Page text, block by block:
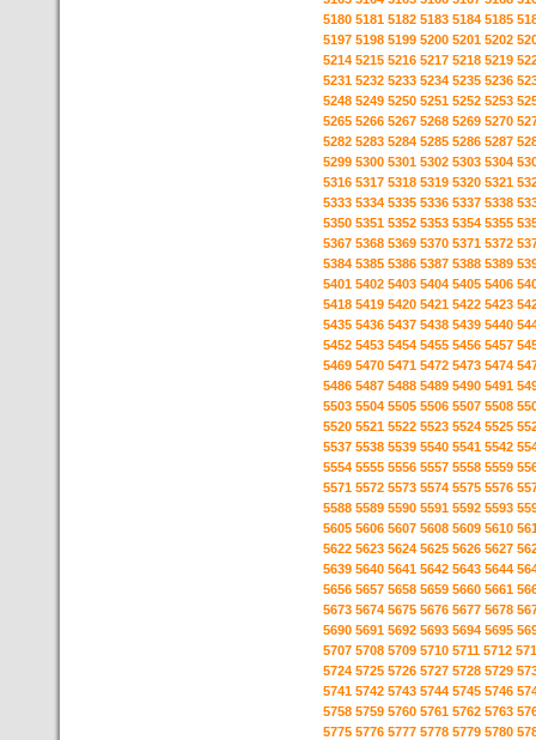
5180 5181 5182 5183 5184 5185
5197 5198 5199 5200 5201 5202
5214 5215 5216 5217 5218 5219
5231 5232 5233 5234 5235 5236
5248 5249 5250 5251 5252 5253
5265 5266 5267 5268 5269 5270
5282 5283 5284 5285 5286 5287
5299 5300 5301 5302 5303 5304
5316 5317 5318 5319 5320 5321
5333 5334 5335 5336 5337 5338
5350 5351 5352 5353 5354 5355
5367 5368 5369 5370 5371 5372
5384 5385 5386 5387 5388 5389
5401 5402 5403 5404 5405 5406
5418 5419 5420 5421 5422 5423
5435 5436 5437 5438 5439 5440
5452 5453 5454 5455 5456 5457
5469 5470 5471 5472 5473 5474
5486 5487 5488 5489 5490 5491
5503 5504 5505 5506 5507 5508
5520 5521 5522 5523 5524 5525
5537 5538 5539 5540 5541 5542
5554 5555 5556 5557 5558 5559
5571 5572 5573 5574 5575 5576
5588 5589 5590 5591 5592 5593
5605 5606 5607 5608 5609 5610
5622 5623 5624 5625 5626 5627
5639 5640 5641 5642 5643 5644
5656 5657 5658 5659 5660 5661
5673 5674 5675 5676 5677 5678
5690 5691 5692 5693 5694 5695
5707 5708 5709 5710 5711 5712
5724 5725 5726 5727 5728 5729
5741 5742 5743 5744 5745 5746
5758 5759 5760 5761 5762 5763
5775 5776 5777 5778 5779 5780